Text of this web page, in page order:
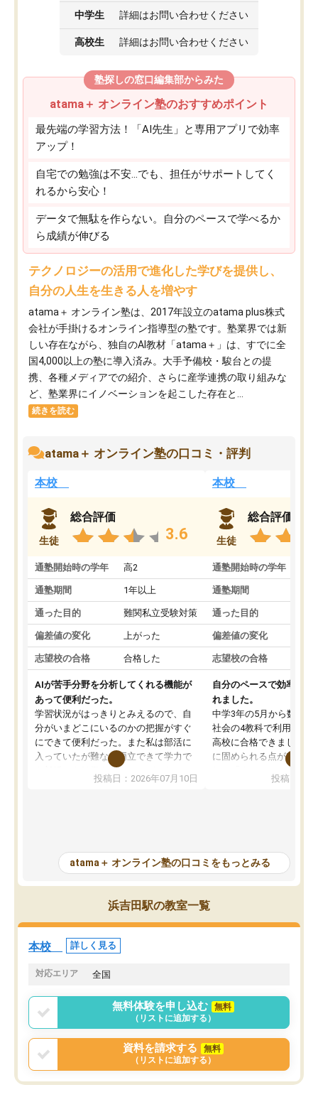
中学生 詳細はお問い合わせください
高校生 詳細はお問い合わせください
塾探しの窓口編集部からみた
atama＋ オンライン塾のおすすめポイント
最先端の学習方法！「AI先生」と専用アプリで効率
アップ！
自宅での勉強は不安…でも、担任がサポートしてく
れるから安心！
データで無駄を作らない。自分のペースで学べるか
ら成績が伸びる
テクノロジーの活用で進化した学びを提供し、
自分の人生を生きる人を増やす
atama＋ オンライン塾は、2017年設立のatama plus株式
会社が手掛けるオンライン指導型の塾です。塾業界では新
しい存在ながら、独自のAI教材「atama＋」は、すでに全
国4,000以上の塾に導入済み。大手予備校・駿台との提
携、各種メディアでの紹介、さらに産学連携の取り組みな
ど、塾業界にイノベーションを起こした存在と...
続きを読む
atama＋ オンライン塾の口コミ・評判
本校
生徒
総合評価
3.6
通塾開始時の学年 高2
通塾期間 1年以上
通った目的 難関私立受験対策
偏差値の変化 上がった
志望校の合格 合格した
AIが苦手分野を分析してくれる機能が
あって便利だった。
学習状況がはっきりとみえるので、自
分がいまどこにいるのかの把握がすぐ
にできて便利だった。また私は部活に
入っていたが難なく両立できて学力で
も部活でも結果を残すことができてよ
かった。また問題演習の際に、自分が
が、自分で自分の管理ができない人に
とっては難しい部分もあるのではない
かと思った。
投稿日：2026年07月10日
本校
生徒
総合評価
通塾開始時の学年
通塾期間
通った目的
偏差値の変化
志望校の合格
自分のペースで効率よく
れました。
中学3年の5月から数学・
社会の4教科で利用し、
高校に合格できました。
に固められる点が魅力で
項目のおかげで、手軽
元数が可視化されるので
しながら意欲的に取り組
常に効果を実感している
すめできる塾です。
投稿日：
atama＋ オンライン塾の口コミをもっとみる
浜吉田駅の教室一覧
本校 詳しく見る
対応エリア 全国
無料体験を申し込む
無料
（リストに追加する）
資料を請求する
無料
（リストに追加する）